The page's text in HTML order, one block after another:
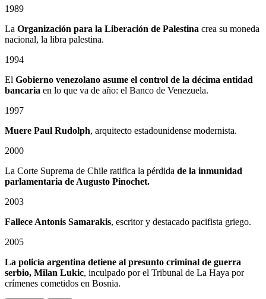
1989
La Organización para la Liberación de Palestina crea su moneda
nacional, la libra palestina.
1994
El Gobierno venezolano asume el control de la décima entidad
bancaria en lo que va de año: el Banco de Venezuela.
1997
Muere Paul Rudolph, arquitecto estadounidense modernista.
2000
La Corte Suprema de Chile ratifica la pérdida de la inmunidad
parlamentaria de Augusto Pinochet.
2003
Fallece Antonis Samarakis, escritor y destacado pacifista griego.
2005
La policía argentina detiene al presunto criminal de guerra
serbio, Milan Lukic, inculpado por el Tribunal de La Haya por
crímenes cometidos en Bosnia.